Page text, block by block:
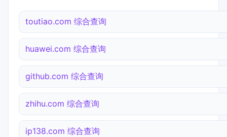
toutiao.com 综合查询
huawei.com 综合查询
github.com 综合查询
zhihu.com 综合查询
ip138.com 综合查询